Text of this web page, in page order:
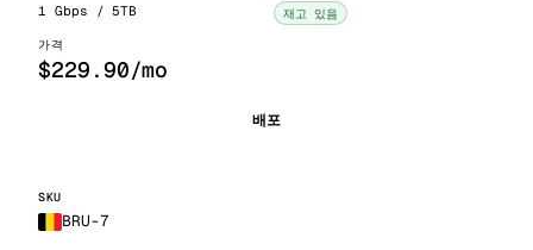
1 Gbps / 5TB 재고 있음
$229.90/mo
배포
BRU-7